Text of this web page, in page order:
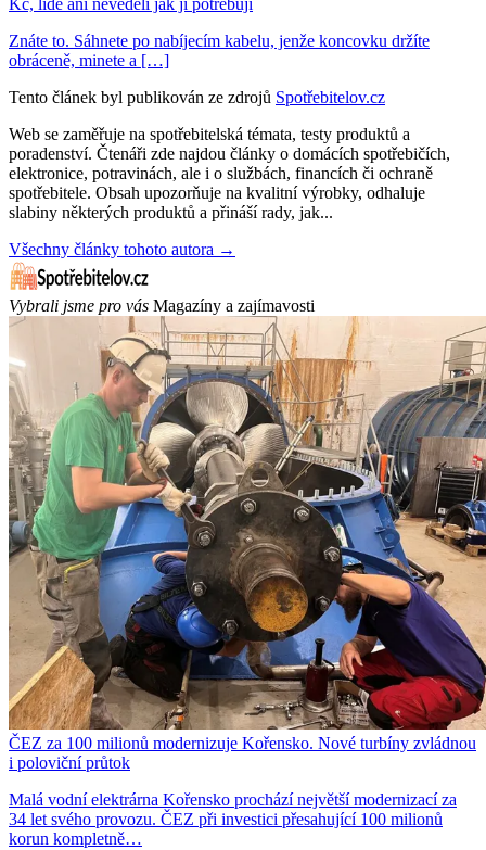
Kč, lidé ani nevěděli jak ji potřebují
Znáte to. Sáhnete po nabíjecím kabelu, jenže koncovku držíte
obráceně, minete a […]
Tento článek byl publikován ze zdrojů Spotřebitelov.cz
Web se zaměřuje na spotřebitelská témata, testy produktů a
poradenství. Čtenáři zde najdou články o domácích spotřebičích,
elektronice, potravinách, ale i o službách, financích či ochraně
spotřebitele. Obsah upozorňuje na kvalitní výrobky, odhaluje
slabiny některých produktů a přináší rady, jak...
Všechny články tohoto autora →
Vybrali jsme pro vás Magazíny a zajímavosti
ČEZ za 100 milionů modernizuje Kořensko. Nové turbíny zvládnou
i poloviční průtok
Malá vodní elektrárna Kořensko prochází největší modernizací za
34 let svého provozu. ČEZ při investici přesahující 100 milionů
korun kompletně…